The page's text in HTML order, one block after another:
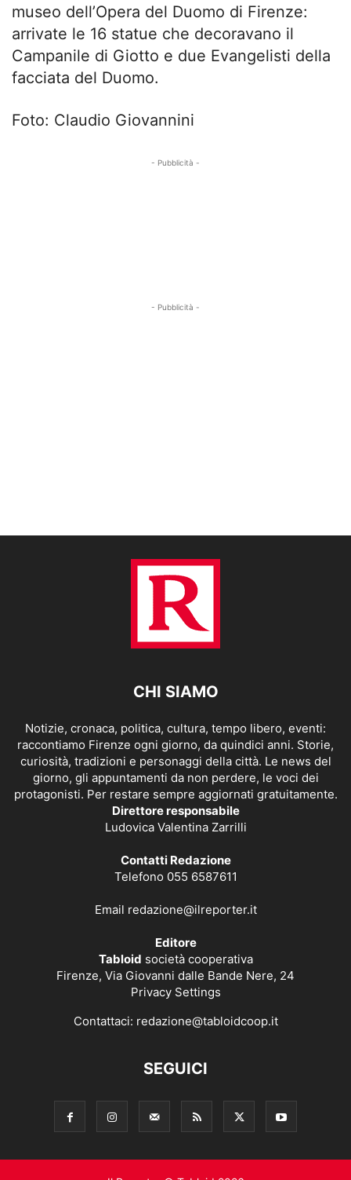
museo dell’Opera del Duomo di Firenze:
arrivate le 16 statue che decoravano il
Campanile di Giotto e due Evangelisti della
facciata del Duomo.
Foto: Claudio Giovannini
- Pubblicità -
- Pubblicità -
CHI SIAMO
Notizie, cronaca, politica, cultura, tempo libero, eventi:
raccontiamo Firenze ogni giorno, da quindici anni. Storie,
curiosità, tradizioni e personaggi della città. Le news del
giorno, gli appuntamenti da non perdere, le voci dei
protagonisti. Per restare sempre aggiornati gratuitamente.
Direttore responsabile
Ludovica Valentina Zarrilli
Contatti Redazione
Telefono 055 6587611
Email redazione@ilreporter.it
Editore
Tabloid società cooperativa
Firenze, Via Giovanni dalle Bande Nere, 24
Privacy Settings
Contattaci: redazione@tabloidcoop.it
SEGUICI